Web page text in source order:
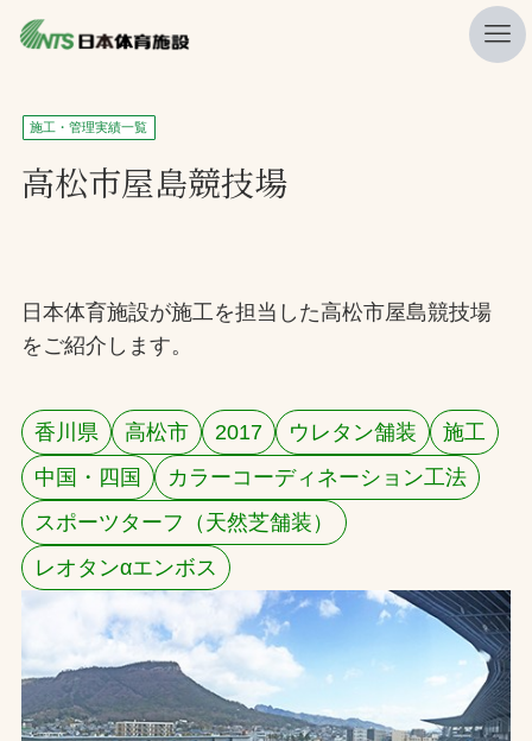
私たちの強み
ニュース
製品・サービス一覧
施工・管理実績一覧
採用情報
お問合せ
お取引先の皆様へ
プライバシーポリシー
施工・管理実績一覧
高松市屋島競技場
日本体育施設が施工を担当した高松市屋島競技場
をご紹介します。
香川県 高松市 2017 ウレタン舗装
施工
中国・四国
カラーコーディネーション工法
スポーツターフ（天然芝舗装）
レオタンαエンボス